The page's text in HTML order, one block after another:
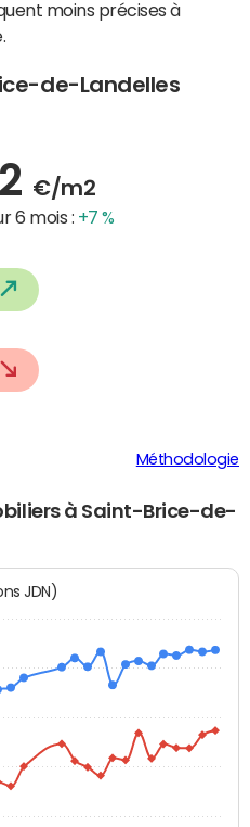
moins précises à
de-Landelles
€/m2
6 mois : +7 %
Méthodologie
à Saint-Brice-de-
JDN)